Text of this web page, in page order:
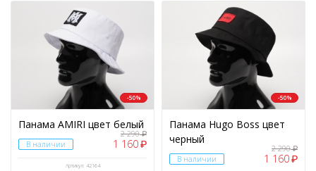
-50%
Панама AMIRI цвет белый
В наличии
2 290₽
1 160₽
Артикул: 42164
-50%
Панама Hugo Boss цвет
черный
В наличии
2 290₽
1 160₽